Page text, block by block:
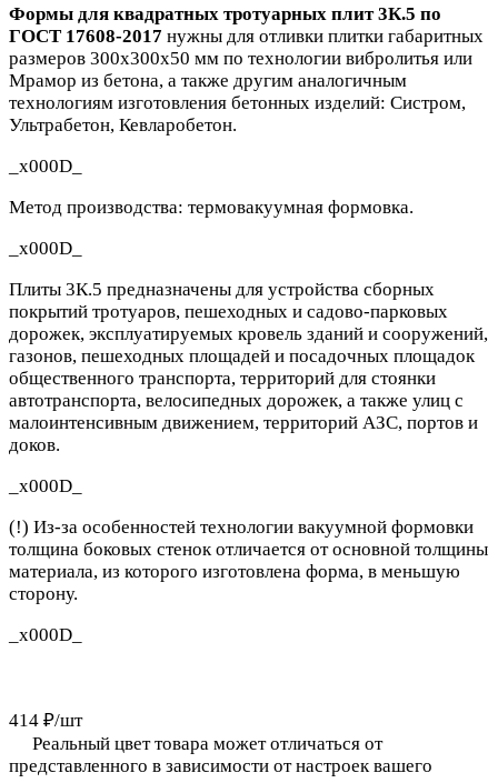
Формы для квадратных тротуарных плит 3К.5 по
ГОСТ 17608-2017 нужны для отливки плитки габаритных
размеров 300х300х50 мм по технологии вибролитья или
Мрамор из бетона, а также другим аналогичным
технологиям изготовления бетонных изделий: Систром,
Ультрабетон, Кевларобетон.
_x000D_
Метод производства: термовакуумная формовка.
_x000D_
Плиты 3К.5 предназначены для устройства сборных
покрытий тротуаров, пешеходных и садово-парковых
дорожек, эксплуатируемых кровель зданий и сооружений,
газонов, пешеходных площадей и посадочных площадок
общественного транспорта, территорий для стоянки
автотранспорта, велосипедных дорожек, а также улиц с
малоинтенсивным движением, территорий АЗС, портов и
доков.
_x000D_
(!) Из-за особенностей технологии вакуумной формовки
толщина боковых стенок отличается от основной толщины
материала, из которого изготовлена форма, в меньшую
сторону.
_x000D_
414 ₽/шт
Реальный цвет товара может отличаться от
представленного в зависимости от настроек вашего